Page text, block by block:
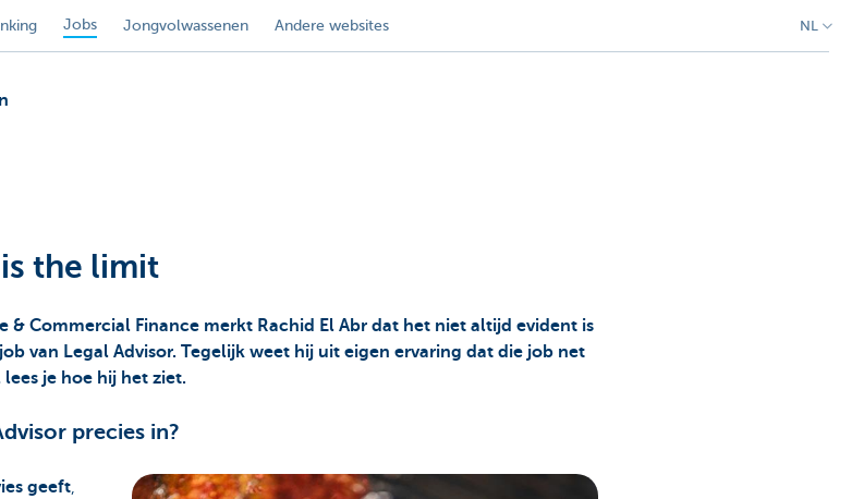
Jobs Jongvolwassenen Andere websites NL
the limit
& Commercial Finance merkt Rachid El Abr dat het niet altijd evident is
van Legal Advisor. Tegelijk weet hij uit eigen ervaring dat die job net
je hoe hij het ziet.
precies in?
geeft,